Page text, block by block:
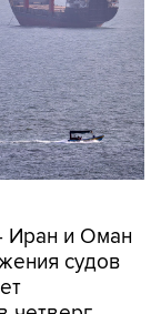
Иран и Оман
судов